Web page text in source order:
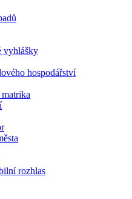
vyhlášky
hospodářství
rozhlas